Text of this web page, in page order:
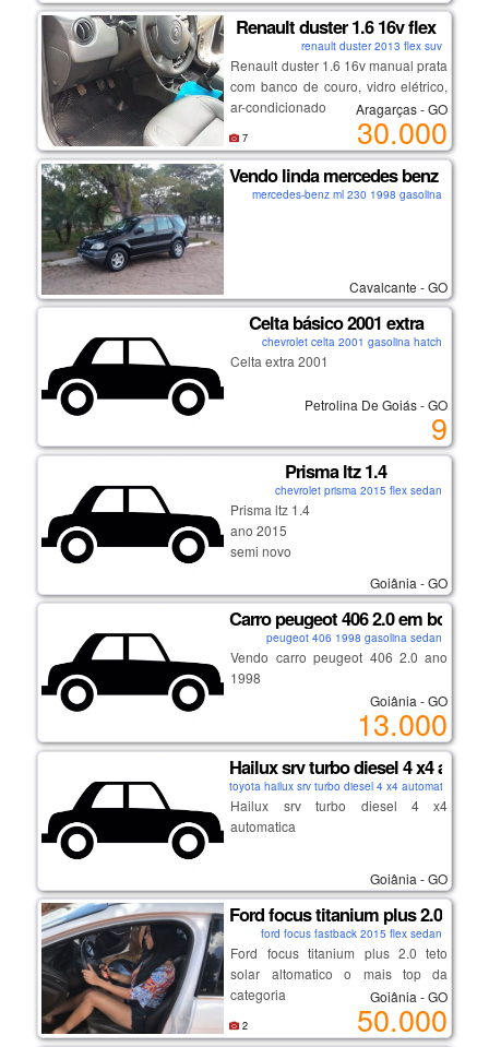
reserva, completo, carro impecável,
com todas as revisões feitas na
concessionárias, nunca batido
(apenas pequenos detalhes de uso
na lataria), preço abaixo da tabela
fipe, carro muito novo e conservado
- valor: r$ 50.000 (valor negociável).
(62) 98249-1582 (whatsapp)
Renault duster 1.6 16v flex
renault duster 2013 flex suv
Renault duster 1.6 16v manual prata
com banco de couro, vidro elétrico,
ar-condicionado e direção
hidráulica, documentos em dia e
sem sinistro. carro em perfeitas
condições.
Aragarças - GO
30.000
7
Vendo linda mercedes benz ml
mercedes-benz ml 230 1998 gasolina
Cavalcante - GO
Celta básico 2001 extra
chevrolet celta 2001 gasolina hatch
Celta extra 2001
Petrolina De Goiás - GO
9
Prisma ltz 1.4
chevrolet prisma 2015 flex sedan
Prisma ltz 1.4
ano 2015
semi novo
semi leilão sem sinistro
interessados telefone 62 9 8123-
Goiânia - GO
Carro peugeot 406 2.0 em bom
peugeot 406 1998 gasolina sedan
Vendo carro peugeot 406 2.0 ano
1998
Goiânia - GO
13.000
Hailux srv turbo diesel 4 x4
toyota hailux srv turbo diesel 4 x4 automatica
Hailux srv turbo diesel 4 x4
automatica
Goiânia - GO
Ford focus titanium plus 2.0
ford focus fastback 2015 flex sedan
Ford focus titanium plus 2.0 teto
solar altomatico o mais top da
categoria
Goiânia - GO
50.000
2